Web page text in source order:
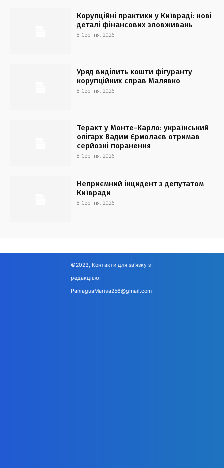
Корупційні практики у Київраді: нові
деталі фінансових зловживань
8 Серпня, 2026
Уряд виділить кошти фігуранту
корупційних справ Малявко
8 Серпня, 2026
Теракт у Монте-Карло: український
олігарх Вадим Єрмолаєв отримав
серйозні поранення
8 Серпня, 2026
Неприємний інцидент з депутатом
Київради
8 Серпня, 2026
©2023, Контакти для зв'язку з
редакцією:
PaniaguaMarisa256@gmail.com